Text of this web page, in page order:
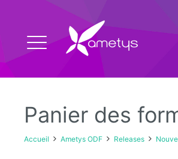
Panier des
Accueil Ametys ODF Releases